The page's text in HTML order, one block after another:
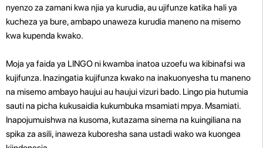
nyenzo za zamani kwa njia ya kurudia, au ujifunze katika hali ya
kucheza ya bure, ambapo unaweza kurudia maneno na misemo
kwa kupenda kwako.
Moja ya faida ya LINGO ni kwamba inatoa uzoefu wa kibinafsi wa
kujifunza. Inazingatia kujifunza kwako na inakuonyesha tu maneno
na misemo ambayo haujui au haujui vizuri bado. Lingo pia hutumia
sauti na picha kukusaidia kukumbuka msamiati mpya. Msamiati.
Inapojumuishwa na kusoma, kutazama sinema na kuingiliana na
spika za asili, inaweza kuboresha sana ustadi wako wa kuongea